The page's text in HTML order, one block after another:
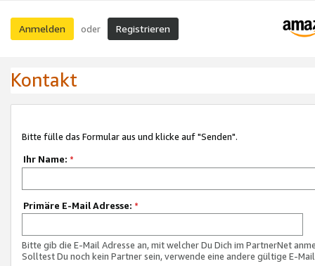
Anmelden oder Registrieren
Kontakt
Bitte fülle das Formular aus und klicke auf "Senden".
Ihr Name: *
Primäre E-Mail Adresse: *
Bitte gib die E-Mail Adresse an, mit welcher Du Dich im PartnerNet
Solltest Du noch kein Partner sein, verwende eine andere gültige E-